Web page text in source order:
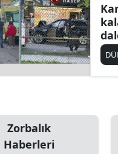
Zorbalık
Haberleri